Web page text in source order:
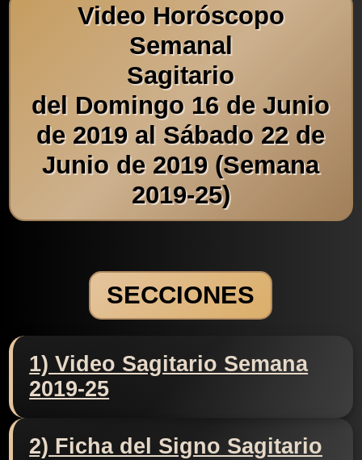
Video Horóscopo
Semanal
Sagitario
del Domingo 16 de Junio
de 2019 al Sábado 22 de
Junio de 2019 (Semana
2019-25)
SECCIONES
1) Video Sagitario Semana
2019-25
2) Ficha del Signo Sagitario